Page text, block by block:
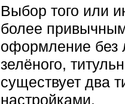
Выбор того или
более
оформление без
зелёного,
существует два
настройками.